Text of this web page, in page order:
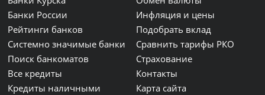
Банки России
Рейтинги банков
Системно значимые банки
Поиск банкоматов
Все кредиты
Кредиты наличными
Инфляция и цены
Подобрать вклад
Сравнить тарифы РКО
Страхование
Контакты
Карта сайта